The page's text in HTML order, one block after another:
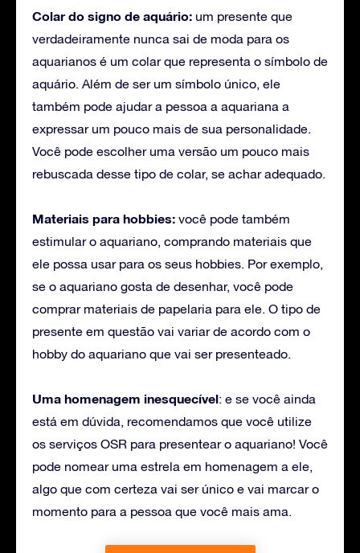
Colar do signo de aquário: um presente que
verdadeiramente nunca sai de moda para os
aquarianos é um colar que representa o símbolo de
aquário. Além de ser um símbolo único, ele
também pode ajudar a pessoa a aquariana a
expressar um pouco mais de sua personalidade.
Você pode escolher uma versão um pouco mais
rebuscada desse tipo de colar, se achar adequado.
Materiais para hobbies: você pode também
estimular o aquariano, comprando materiais que
ele possa usar para os seus hobbies. Por exemplo,
se o aquariano gosta de desenhar, você pode
comprar materiais de papelaria para ele. O tipo de
presente em questão vai variar de acordo com o
hobby do aquariano que vai ser presenteado.
Uma homenagem inesquecível: e se você ainda
está em dúvida, recomendamos que você utilize
os serviços OSR para presentear o aquariano! Você
pode nomear uma estrela em homenagem a ele,
algo que com certeza vai ser único e vai marcar o
momento para a pessoa que você mais ama.